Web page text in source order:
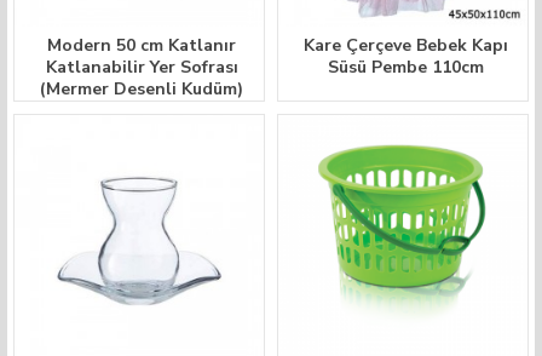
Modern 50 cm Katlanır
Katlanabilir Yer Sofrası
(Mermer Desenli Kudüm)
Kare Çerçeve Bebek Kapı
Süsü Pembe 110cm